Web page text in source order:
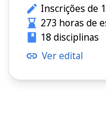
Inscrições de
273 horas de
18 disciplinas
Ver edital